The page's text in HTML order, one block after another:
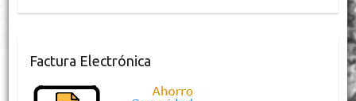
Factura Electrónica